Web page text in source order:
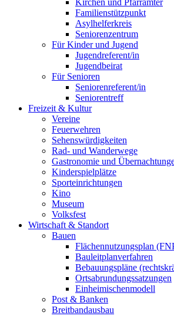
Kirchen und Pfarrämter
Familienstützpunkt
Asylhelferkreis
Seniorenzentrum
Für Kinder und Jugend
Jugendreferent/in
Jugendbeirat
Für Senioren
Seniorenreferent/in
Seniorentreff
Freizeit & Kultur
Vereine
Feuerwehren
Sehenswürdigkeiten
Rad- und Wanderwege
Gastronomie und
Kinderspielplätze
Sporteinrichtungen
Kino
Museum
Volksfest
Wirtschaft & Standort
Bauen
Flächennutzungsplan
Bauleitplanverfahren
Bebauungspläne
Ortsabrundungssatzungen
Einheimischenmodell
Post & Banken
Breitbandausbau